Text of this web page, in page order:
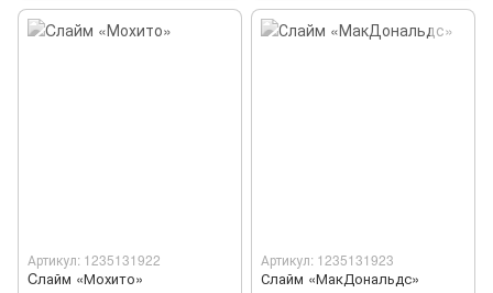
Артикул: 1235131922
Cлайм «Мохито»
Артикул: 1235131923
Слайм «МакДональдс»